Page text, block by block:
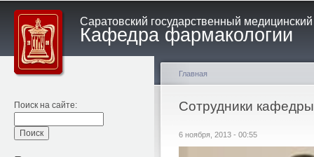
Саратовский государственный
Кафедра фармакологии
Поиск на сайте:
Главная
Сотрудники кафедры
6 ноября, 2013 - 00:55